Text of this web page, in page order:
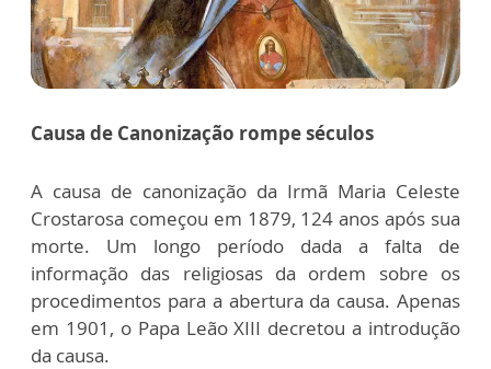
Causa de Canonização rompe séculos
A causa de canonização da Irmã Maria Celeste
Crostarosa começou em 1879, 124 anos após sua
morte. Um longo período dada a falta de
informação das religiosas da ordem sobre os
procedimentos para a abertura da causa. Apenas
em 1901, o Papa Leão XIII decretou a introdução
da causa.